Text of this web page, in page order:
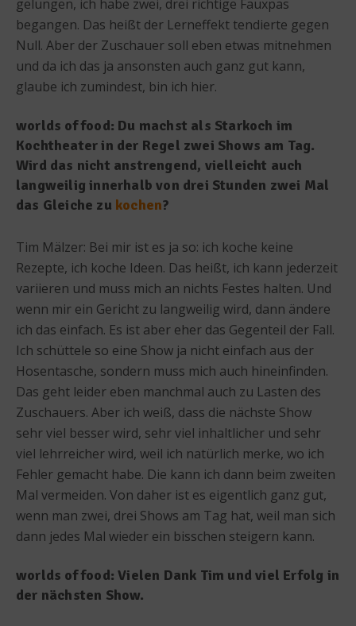
gelungen, ich habe zwei, drei richtige Fauxpas
begangen. Das heißt der Lerneffekt tendierte gegen
Null. Aber der Zuschauer soll eben etwas mitnehmen
und da ich das ja ansonsten auch ganz gut kann,
glaube ich zumindest, bin ich hier.
worlds of food: Du machst als Starkoch im
Kochtheater in der Regel zwei Shows am Tag.
Wird das nicht anstrengend, vielleicht auch
langweilig innerhalb von drei Stunden zwei Mal
das Gleiche zu kochen?
Tim Mälzer: Bei mir ist es ja so: ich koche keine
Rezepte, ich koche Ideen. Das heißt, ich kann jederzeit
variieren und muss mich an nichts Festes halten. Und
wenn mir ein Gericht zu langweilig wird, dann ändere
ich das einfach. Es ist aber eher das Gegenteil der Fall.
Ich schüttele so eine Show ja nicht einfach aus der
Hosentasche, sondern muss mich auch hineinfinden.
Das geht leider eben manchmal auch zu Lasten des
Zuschauers. Aber ich weiß, dass die nächste Show
sehr viel besser wird, sehr viel inhaltlicher und sehr
viel lehrreicher wird, weil ich natürlich merke, wo ich
Fehler gemacht habe. Die kann ich dann beim zweiten
Mal vermeiden. Von daher ist es eigentlich ganz gut,
wenn man zwei, drei Shows am Tag hat, weil man sich
dann jedes Mal wieder ein bisschen steigern kann.
worlds of food: Vielen Dank Tim und viel Erfolg in
der nächsten Show.